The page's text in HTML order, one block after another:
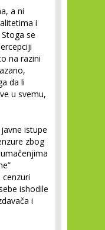
a ni
i
se
na razini
da li
u svemu,
istupe
zbog
ishodile
i